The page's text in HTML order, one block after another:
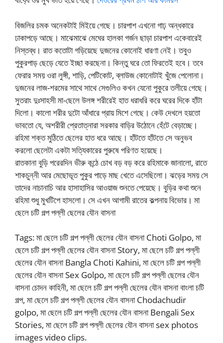
বিজলির চমক অনেকটাই মিইয়ে গেছে। চারপাশ এখনো গাঢ় অন্ধকারে
ঢাকাপড়ে আছে। মাঝেমাঝে মেঘের হালকা গর্জন ছাড়া চারপাশ একেবারেই
নিস্তব্ধ। রাত কতোটা গড়িয়েছে দুজনের কোনোই ধারণা নেই। তবুও
পুকুরপাড় ছেড়ে যেতে ইচ্ছা করছেনা। কিন্তু ঘরে তো ফিরতেই হবে। তবে
ফেরার সময় ওরা লুঙ্গী, শাড়ি, পেটিকোট, ব্লাউজ কোনোটাই খুঁজে পেলোনা।
দুজনের লাজ-শরমের সাথে সাথে সেগুলিও কখন যেনো পুকুরে তলীয়ে গেছে।
সুতরাং দুঃসাহসী মা-ছেলে উলঙ্গ শরীরেই হাত ধরাধরি করে ঘরের দিকে হাঁটা
দিলো। কালো শরীর দুটো আঁধারে প্রায় মিশে গেছে। কেউ দেখলে হয়তো
ভাবতো যে, অশরীরী প্রেতাত্নারা সরকার বাড়ির উঠোনে হেঁটে বেড়াচ্ছে।
রহিমা শক্ত মুঠিতে ছেলের হাত ধরে আছে। হাঁটতে হাঁটতে সে অনুভব
করলো ছেলেটা একটা সত্যিকারের পুরুষে পরিণত হয়েছে।
রাতকানা বুড়ি পরেরদিন ভীরু কন্ঠে চোখ বড় বড় করে রহিমাকে জানালো, রাতে
শাকচুন্নী আর মেছোভূত পুকুর পাড়ে মাছ খেতে এসেছিলো। ঝড়ের সময় সে
তাদের নাচানাচি আর হাসাহাসির আওয়াজ শুনতে পেয়েছে। বুড়ির কথা শুনে
রহিমা শুধু মুখটিপে হাসলো। সে এখন আগামী রাতের কল্পনায় বিভোর। মা
ছেলে চটি গল্প পল্লী ছেলের যৌন বাসনা
Tags: মা ছেলে চটি গল্প পল্লী ছেলের যৌন বাসনা Choti Golpo, মা
ছেলে চটি গল্প পল্লী ছেলের যৌন বাসনা Story, মা ছেলে চটি গল্প পল্লী
ছেলের যৌন বাসনা Bangla Choti Kahini, মা ছেলে চটি গল্প পল্লী
ছেলের যৌন বাসনা Sex Golpo, মা ছেলে চটি গল্প পল্লী ছেলের যৌন
বাসনা চোদন কাহিনী, মা ছেলে চটি গল্প পল্লী ছেলের যৌন বাসনা বাংলা চটি
গল্প, মা ছেলে চটি গল্প পল্লী ছেলের যৌন বাসনা Chodachudir
golpo, মা ছেলে চটি গল্প পল্লী ছেলের যৌন বাসনা Bengali Sex
Stories, মা ছেলে চটি গল্প পল্লী ছেলের যৌন বাসনা sex photos
images video clips.